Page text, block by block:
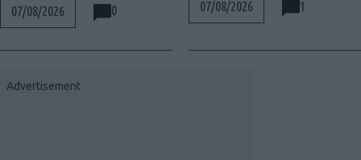
07/08/2026 0 07/08/2026 1